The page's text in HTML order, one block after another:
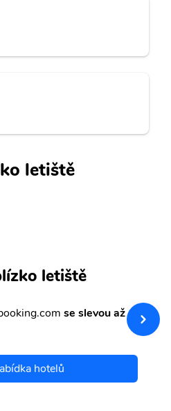
letiště
letiště
se slevou až
hotelů